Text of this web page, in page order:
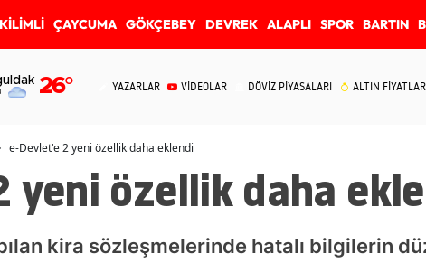
KİLİMLİ ÇAYCUMA GÖKÇEBEY DEVREK ALAPLI SPOR BARTIN
26° YAZARLAR VİDEOLAR DÖVİZ PİYASALARI ALTIN
e-Devlet'e 2 yeni özellik daha eklendi
yeni özellik daha
kira sözleşmelerinde hatalı bilgilerin